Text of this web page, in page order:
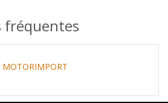
fréquentes
MOTORIMPORT